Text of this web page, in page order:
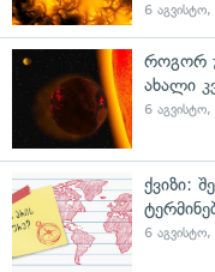
6
როგორ
ახალი
6
ქვიზი:
6